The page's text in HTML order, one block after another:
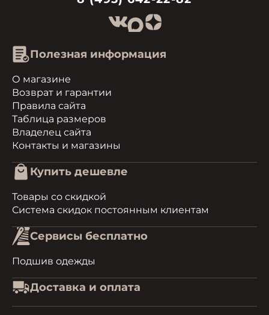
Полезная информация
О магазине
Возврат и гарантии
Правила сайта
Таблица размеров
Владелец сайта
Контакты и магазины
Купить дешевле
Товары со скидкой
Система скидок постоянным клиентам
Сервисы бесплатно
Подшив одежды
Доставка и оплата